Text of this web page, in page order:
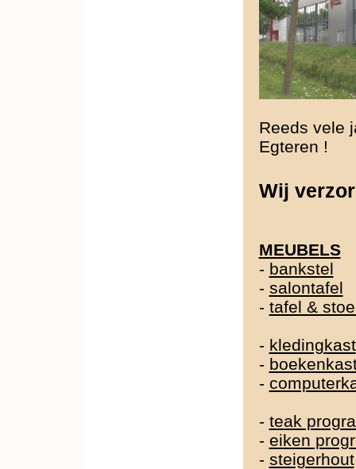
Reeds vele
Egteren !
Wij
MEUBELS
- bankstel
- salontafel
- tafel &
- kledingkast
-
-
- teak
- eiken
- steigerhout